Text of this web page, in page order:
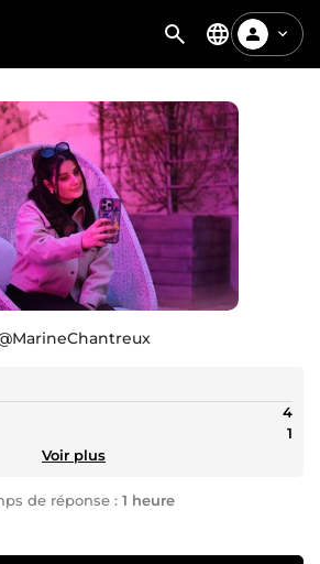
MarineChantreux
4
1
Voir plus
de réponse : 1 heure